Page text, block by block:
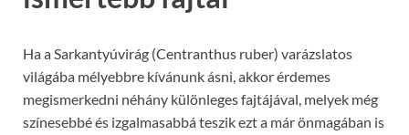
Ha a Sarkantyúvirág (Centranthus ruber) varázslatos
világába mélyebbre kívánunk ásni, akkor érdemes
megismerkedni néhány különleges fajtájával, melyek még
színesebbé és izgalmasabbá teszik ezt a már önmagában is